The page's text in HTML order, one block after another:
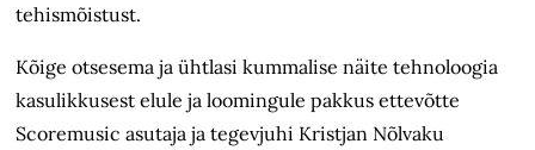
tehismõistust.
Kõige otsesema ja ühtlasi kummalise näite tehnoloogia
kasulikkusest elule ja loomingule pakkus ettevõtte
Scoremusic asutaja ja tegevjuhi Kristjan Nõlvaku